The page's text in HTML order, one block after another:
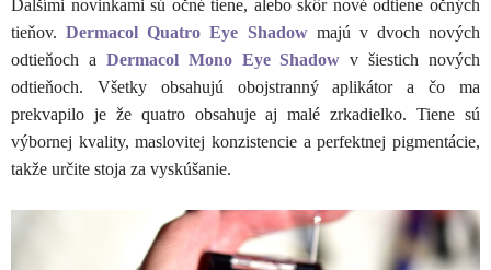
Ďalšími novinkami sú očné tiene, alebo skôr nové odtiene očných
tieňov.Dermacol Quatro Eye Shadowmajú v dvoch nových
odtieňoch a Dermacol Mono Eye Shadow v šiestich nových
odtieňoch. Všetky obsahujú obojstranný aplikátor a čo ma
prekvapilo je že quatro obsahuje aj malé zrkadielko. Tiene sú
výbornej kvality, maslovitej konzistencie a perfektnej pigmentácie,
takže určite stoja za vyskúšanie.